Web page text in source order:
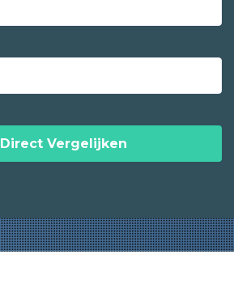
Direct Vergelijken